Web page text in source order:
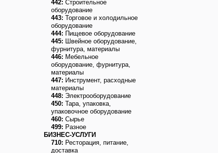
442: Строительное
оборудование
443: Торговое и холодильное
оборудование
444: Пищевое оборудование
445: Швейное оборудование,
фурнитура, материалы
446: Мебельное
оборудование, фурнитура,
материалы
447: Инструмент, расходные
материалы
448: Электрооборудование
450: Тара, упаковка,
упаковочное оборудование
460: Сырье
499: Разное
БИЗНЕС-УСЛУГИ
710: Ресторация, питание,
доставка